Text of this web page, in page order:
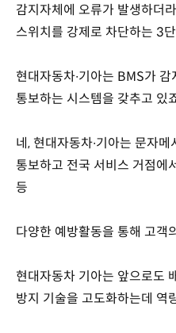
감지자체에 오류가 발생하더
스위치를 강제로 차단하는 3
현대자동차∙기아는 BMS가
통보하는 시스템을 갖추고 있
네, 현대자동차∙기아는 문자
통보하고 전국 서비스 거점에
등
다양한 예방활동을 통해 고객
현대자동차 기아는 앞으로도
방지 기술을 고도화하는데 역